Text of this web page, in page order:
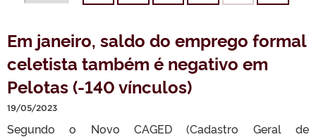
Em janeiro, saldo do emprego formal
celetista também é negativo em
Pelotas (-140 vínculos)
19/05/2023
Segundo o Novo CAGED (Cadastro Geral de